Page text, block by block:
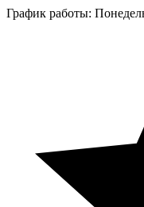
График работы: